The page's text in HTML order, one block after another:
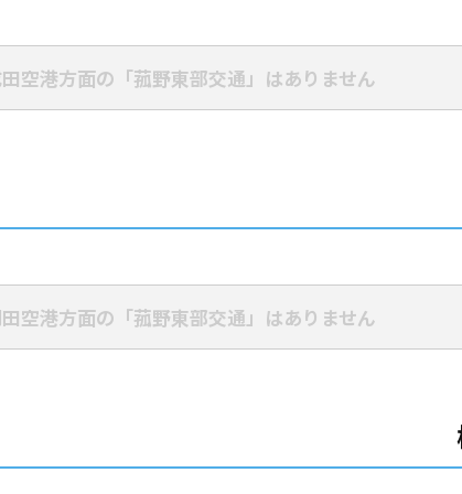
空港方面の「菰野東部交通」はありません
空港方面の「菰野東部交通」はありません